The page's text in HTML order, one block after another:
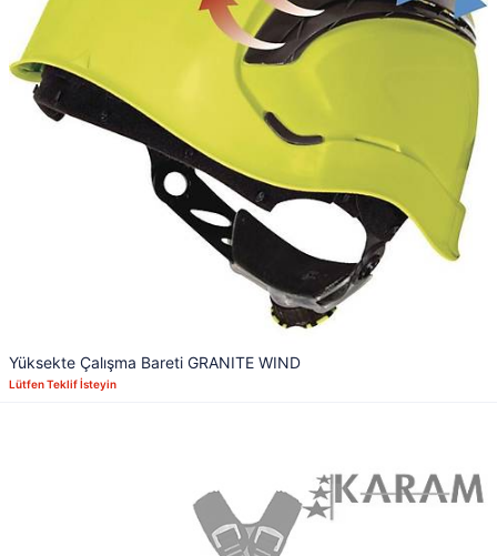
Yüksekte Çalışma Bareti GRANITE WIND
Lütfen Teklif İsteyin